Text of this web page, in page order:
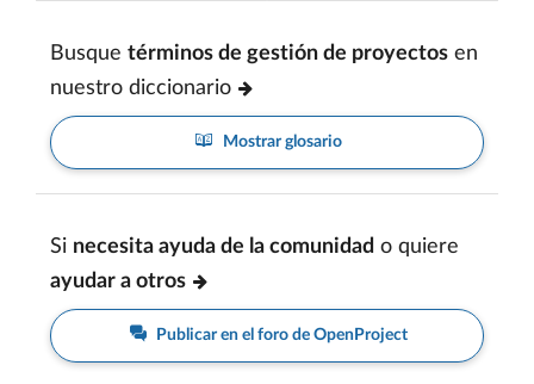
Busque términos de gestión de proyectos en
nuestro diccionario
Mostrar glosario
Si necesita ayuda de la comunidad o quiere
ayudar a otros
Publicar en el foro de OpenProject